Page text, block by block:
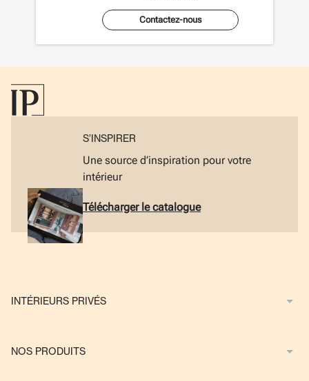
Contactez-nous
S’INSPIRER
Une source d’inspiration pour votre
intérieur
Télécharger le catalogue
INTÉRIEURS PRIVÉS
NOS PRODUITS